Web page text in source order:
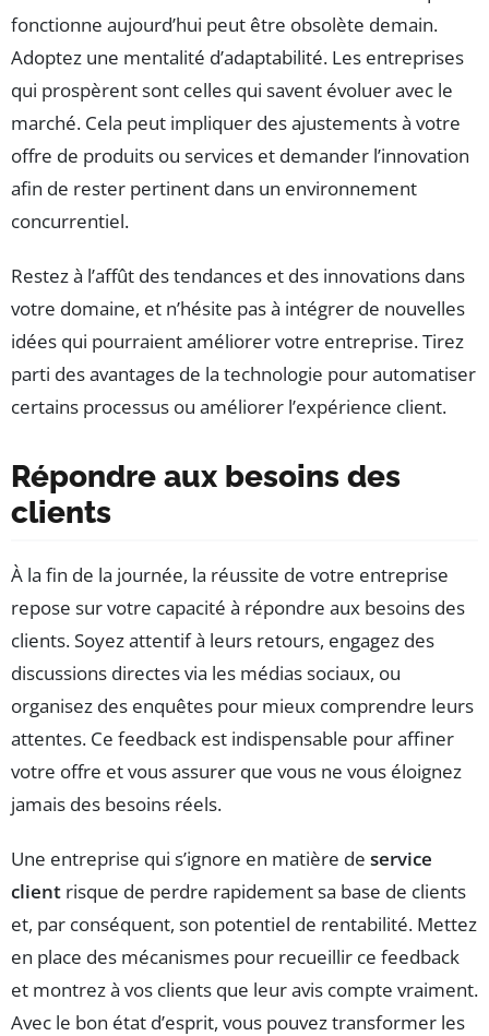
fonctionne aujourd’hui peut être obsolète demain.
Adoptez une mentalité d’adaptabilité. Les entreprises
qui prospèrent sont celles qui savent évoluer avec le
marché. Cela peut impliquer des ajustements à votre
offre de produits ou services et demander l’innovation
afin de rester pertinent dans un environnement
concurrentiel.
Restez à l’affût des tendances et des innovations dans
votre domaine, et n’hésite pas à intégrer de nouvelles
idées qui pourraient améliorer votre entreprise. Tirez
parti des avantages de la technologie pour automatiser
certains processus ou améliorer l’expérience client.
Répondre aux besoins des
clients
À la fin de la journée, la réussite de votre entreprise
repose sur votre capacité à répondre aux besoins des
clients. Soyez attentif à leurs retours, engagez des
discussions directes via les médias sociaux, ou
organisez des enquêtes pour mieux comprendre leurs
attentes. Ce feedback est indispensable pour affiner
votre offre et vous assurer que vous ne vous éloignez
jamais des besoins réels.
Une entreprise qui s’ignore en matière de service
client risque de perdre rapidement sa base de clients
et, par conséquent, son potentiel de rentabilité. Mettez
en place des mécanismes pour recueillir ce feedback
et montrez à vos clients que leur avis compte vraiment.
Avec le bon état d’esprit, vous pouvez transformer les